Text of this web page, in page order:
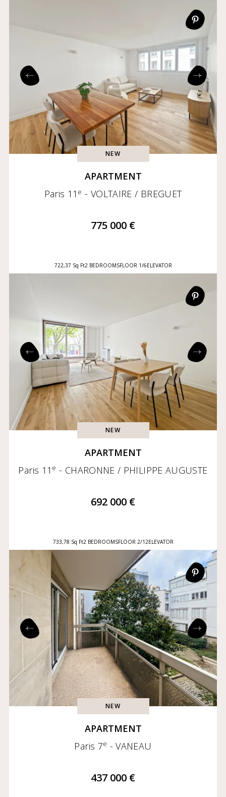
NEW
APARTMENT
Paris 11 e - VOLTAIRE / BREGUET
775 000 €
722,37 Sq Ft2 BEDROOMSFLOOR 1/6ELEVATOR
NEW
APARTMENT
Paris 11 e - CHARONNE / PHILIPPE AUGUSTE
692 000 €
733,78 Sq Ft2 BEDROOMSFLOOR 2/12ELEVATOR
NEW
APARTMENT
Paris 7e - VANEAU
437 000 €